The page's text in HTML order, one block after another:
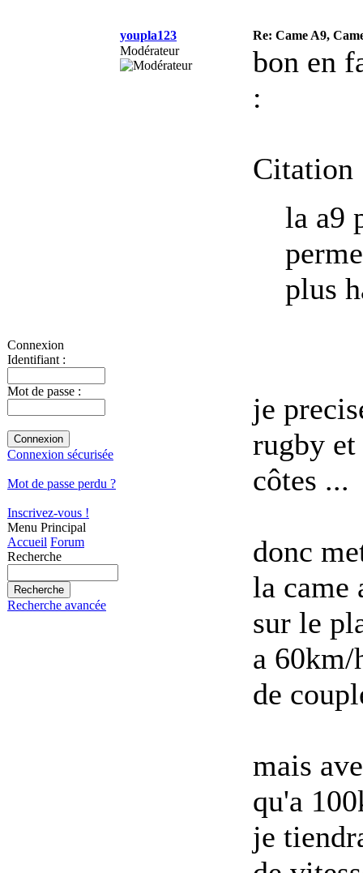
Connexion
Identifiant :
Mot de passe :
Connexion sécurisée
Mot de passe perdu ?
Inscrivez-vous !
Menu Principal
Accueil Forum
Recherche
Recherche avancée
youpla123
Re: Came A9,
Modérateur
bon en
:
Citation
la a9
plus
je
rugby et
côtes ...
donc
la came
sur le
a 60km/
de
mais
qu'a
je